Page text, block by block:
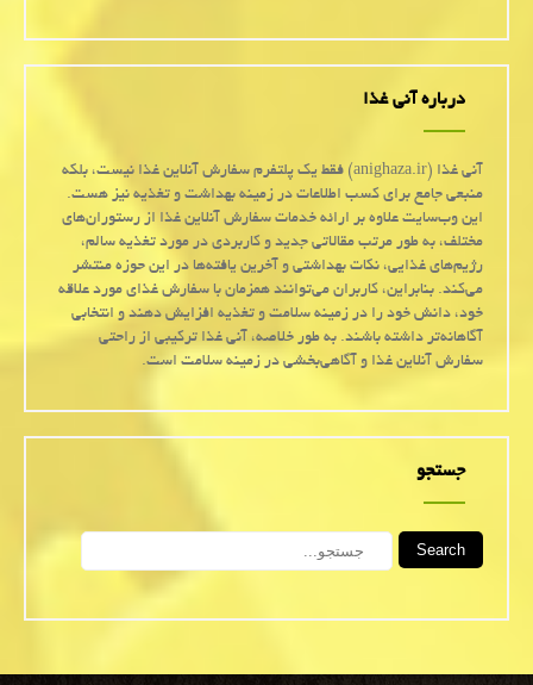
درباره آنی غذا
آنی غذا (anighaza.ir) فقط یک پلتفرم سفارش آنلاین غذا نیست، بلکه
منبعی جامع برای کسب اطلاعات در زمینه بهداشت و تغذیه نیز هست.
این وب‌سایت علاوه بر ارائه خدمات سفارش آنلاین غذا از رستوران‌های
مختلف، به طور مرتب مقالاتی جدید و کاربردی در مورد تغذیه سالم،
رژیم‌های غذایی، نکات بهداشتی و آخرین یافته‌ها در این حوزه منتشر
می‌کند. بنابراین، کاربران می‌توانند همزمان با سفارش غذای مورد علاقه
خود، دانش خود را در زمینه سلامت و تغذیه افزایش دهند و انتخابی
آگاهانه‌تر داشته باشند. به طور خلاصه، آنی غذا ترکیبی از راحتی
سفارش آنلاین غذا و آگاهی‌بخشی در زمینه سلامت است.
جستجو
Search